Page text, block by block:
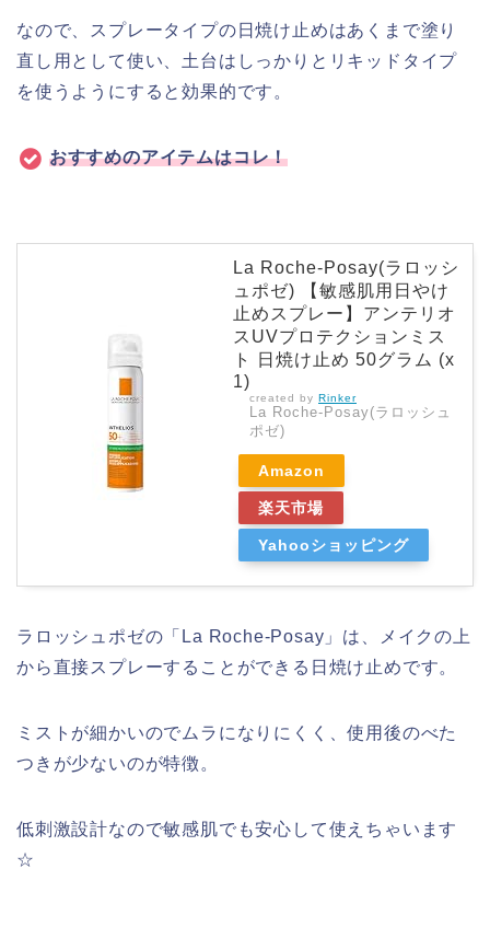
なので、スプレータイプの日焼け止めはあくまで塗り
直し用として使い、土台はしっかりとリキッドタイプ
を使うようにすると効果的です。
おすすめのアイテムはコレ！
La Roche-Posay(ラロッシ
ュポゼ) 【敏感肌用日やけ
止めスプレー】アンテリオ
スUVプロテクションミス
ト 日焼け止め 50グラム (x
1)
created by Rinker
La Roche-Posay(ラロッシュ
ポゼ)
Amazon
楽天市場
Yahooショッピング
ラロッシュポゼの「 La Roche-Posay」は、
メイクの上
から直接スプレーすることができる日焼け止めです。
ミストが細かいのでムラになりにくく、使用後のべた
つきが少ないのが特徴。
低刺激設計なので敏感肌でも安心して使えちゃいます
☆